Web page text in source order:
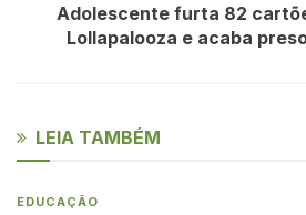
Adolescente furta 82
Lollapalooza e acaba
LEIA TAMBÉM
EDUCAÇÃO